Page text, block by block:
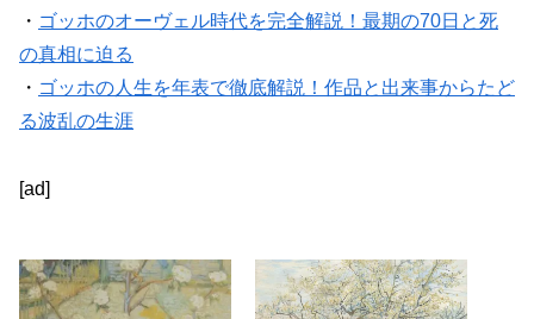
・ ゴッホのオーヴェル時代を完全解説！最期の70日と死
の真相に迫る
・ ゴッホの人生を年表で徹底解説！作品と出来事からたど
る波乱の生涯
[ad]